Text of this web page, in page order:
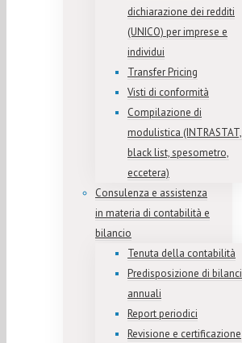
dichiarazione dei redditi
(UNICO) per imprese e
individui
Transfer Pricing
Visti di conformità
Compilazione di
modulistica (INTRASTAT,
black list, spesometro,
eccetera)
Consulenza e assistenza
in materia di contabilità e
bilancio
Tenuta della contabilità
Predisposizione di bilanci
annuali
Report periodici
Revisione e certificazione